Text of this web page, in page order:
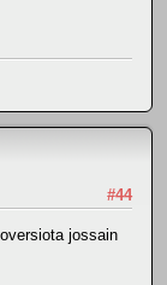
#44
jossain